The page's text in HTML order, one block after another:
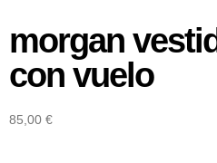
morgan
con vuelo
85,00 €